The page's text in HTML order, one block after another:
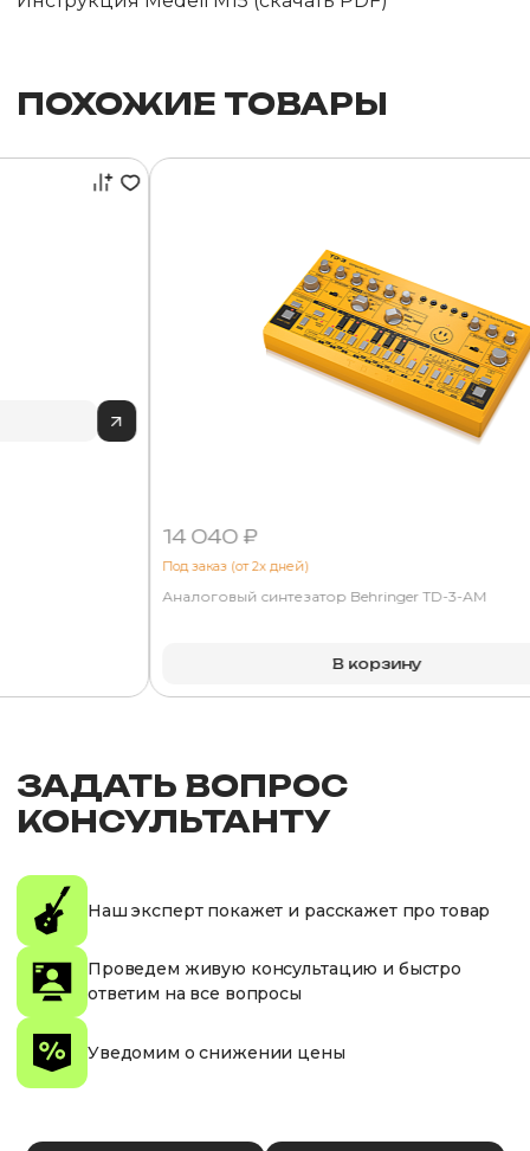
ПОХОЖИЕ ТОВАРЫ
14 040 ₽
Под заказ (от 2х дней)
Аналоговый синтезатор Behringer TD-3-AM
В корзину
ЗАДАТЬ ВОПРОС
КОНСУЛЬТАНТУ
Наш эксперт покажет и расскажет про товар
Проведем живую консультацию и быстро
ответим на все вопросы
Уведомим о снижении цены